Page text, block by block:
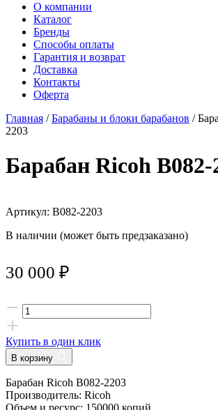
О компании
Каталог
Бренды
Способы оплаты
Гарантия и возврат
Доставка
Контакты
Оферта
Главная /Барабаны и блоки барабанов /
2203
Барабан Ricoh B082-
Артикул: B082-2203
В наличии (может быть предзаказано)
30 000 ₽
Купить в один клик
В корзину
Барабан Ricoh B082-2203
Производитель: Ricoh